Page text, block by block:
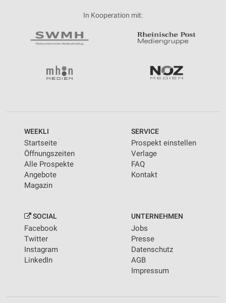
In Kooperation mit:
WEEKLI
Startseite
Öffnungszeiten
Alle Prospekte
Angebote
Magazin
SERVICE
Prospekt einstellen
Verlage
FAQ
Kontakt
SOCIAL
Facebook
Twitter
Instagram
LinkedIn
UNTERNEHMEN
Jobs
Presse
Datenschutz
AGB
Impressum